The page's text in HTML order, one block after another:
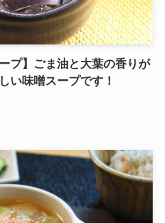
プ】ごま油と大葉の香りが
い味噌スープです！